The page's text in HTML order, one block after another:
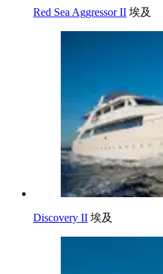
Red Sea Aggressor II 埃及
Discovery II 埃及